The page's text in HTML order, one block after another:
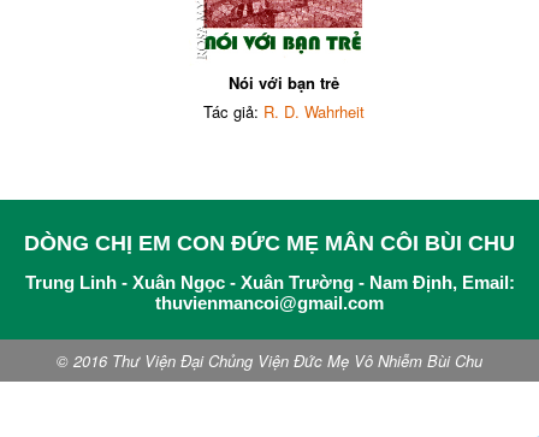
Nói với bạn trẻ
Tác giả: R. D. Wahrheit
DÒNG CHỊ EM CON ĐỨC MẸ MÂN CÔI BÙI CHU
Trung Linh - Xuân Ngọc - Xuân Trường - Nam Định, Email:
thuvienmancoi@gmail.com
© 2016 Thư Viện Đại Chủng Viện Đức Mẹ Vô Nhiễm Bùi Chu